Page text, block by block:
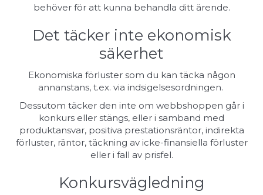
behöver för att kunna behandla ditt ärende.
Det täcker inte ekonomisk
säkerhet
Ekonomiska förluster som du kan täcka någon
annanstans, t.ex. via indsigelsesordningen.
Dessutom täcker den inte om webbshoppen går i
konkurs eller stängs, eller i samband med
produktansvar, positiva prestationsräntor, indirekta
förluster, räntor, täckning av icke-finansiella förluster
eller i fall av prisfel.
Konkursvägledning